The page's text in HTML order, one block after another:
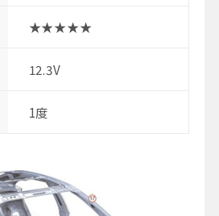
★★★★★
12.3V
1度